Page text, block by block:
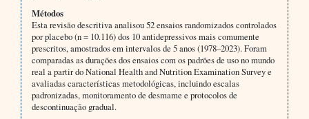
Métodos
Esta revisão descritiva analisou 52 ensaios randomizados controlados
por placebo (n = 10.116) dos 10 antidepressivos mais comumente
prescritos, amostrados em intervalos de 5 anos (1978–2023). Foram
comparadas as durações dos ensaios com os padrões de uso no mundo
real a partir do National Health and Nutrition Examination Survey e
avaliadas características metodológicas, incluindo escalas
padronizadas, monitoramento de desmame e protocolos de
descontinuação gradual.